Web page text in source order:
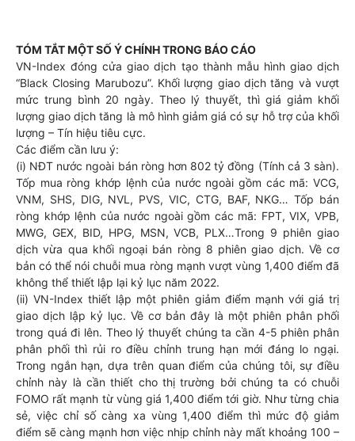
TÓM TẮT MỘT SỐ Ý CHÍNH TRONG BÁO CÁO
VN-Index đóng cửa giao dịch tạo thành mẫu hình giao dịch
“Black Closing Marubozu”. Khối lượng giao dịch tăng và vượt
mức trung bình 20 ngày. Theo lý thuyết, thì giá giảm khối
lượng giao dịch tăng là mô hình giảm giá có sự hỗ trợ của khối
lượng – Tín hiệu tiêu cực.
Các điểm cần lưu ý:
(i) NĐT nước ngoài bán ròng hơn 802 tỷ đồng (Tính cả 3 sàn).
Tốp mua ròng khớp lệnh của nước ngoài gồm các mã: VCG,
VNM, SHS, DIG, NVL, PVS, VIC, CTG, BAF, NKG… Tốp bán
ròng khớp lệnh của nước ngoài gồm các mã: FPT, VIX, VPB,
MWG, GEX, BID, HPG, MSN, VCB, PLX…Trong 9 phiên giao
dịch vừa qua khối ngoại bán ròng 8 phiên giao dịch. Về cơ
bản có thể nói chuỗi mua ròng mạnh vượt vùng 1,400 điểm đã
không thể thiết lập lại kỷ lục năm 2022.
(ii) VN-Index thiết lập một phiên giảm điểm mạnh với giá trị
giao dịch lập kỷ lục. Về cơ bản đây là một phiên phân phối
trong quá đi lên. Theo lý thuyết chúng ta cần 4-5 phiên phân
phân phối thì rủi ro điều chỉnh trung hạn mới đáng lo ngại.
Trong ngắn hạn, dựa trên quan điểm của chúng tôi, sự điều
chỉnh này là cần thiết cho thị trường bởi chúng ta có chuỗi
FOMO rất mạnh từ vùng giá 1,400 điểm tới giờ. Như từng chia
sẻ, việc chỉ số càng xa vùng 1,400 điểm thì mức độ giảm
điểm sẽ càng mạnh hơn việc nhịp chỉnh này mất khoảng 100 –